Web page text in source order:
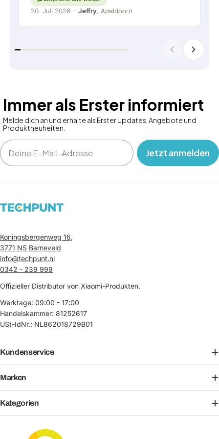
20. Juli 2026 · Jeffry, Apeldoorn
Immer als Erster informiert
Melde dich an und erhalte als Erster Updates, Angebote und
Produktneuheiten.
Email
‎ ‎ ‎ Jetzt anmelden‎ ‎ ‎ ‎
Koningsbergenweg 16,
3771 NS Barneveld
info@techpunt.nl
0342 - 239 999
Offizieller Distributor von Xiaomi-Produkten.
Werktage: 09:00 - 17:00
Handelskammer: 81252617
USt-IdNr.: NL862018729B01
Kundenservice
Marken
Kategorien